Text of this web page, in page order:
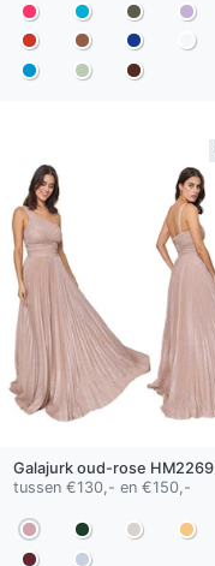
Galajurk oud-rose HM2269
tussen €130,- en €150,-